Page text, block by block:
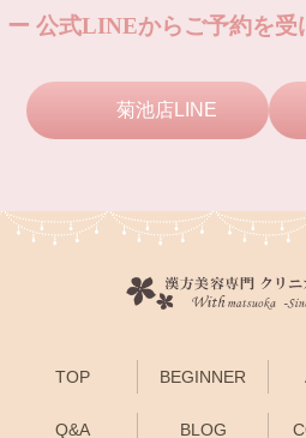
ー 公式LINEからご予約を受
菊池店LINE
TOP BEGINNER
Q&A BLOG